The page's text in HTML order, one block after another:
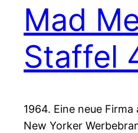
Mad
Staffel
1964. Eine neue
New Yorker